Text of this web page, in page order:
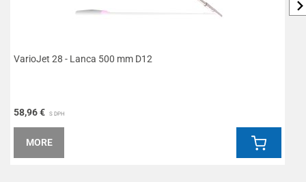
VarioJet 28 - Lanca 500 mm D12
58,96 € S DPH
MORE